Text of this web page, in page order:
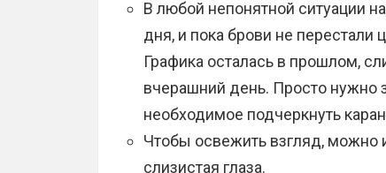
В любой непонятной ситуации
дня, и пока брови не перестали
Графика осталась в прошлом,
вчерашний день. Просто нужно
необходимое подчеркнуть
Чтобы освежить взгляд, можно
слизистая глаза.